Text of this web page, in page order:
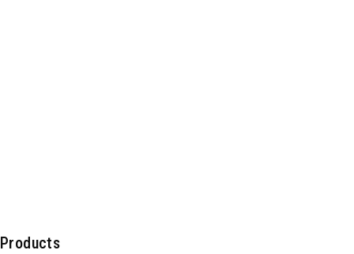
Products